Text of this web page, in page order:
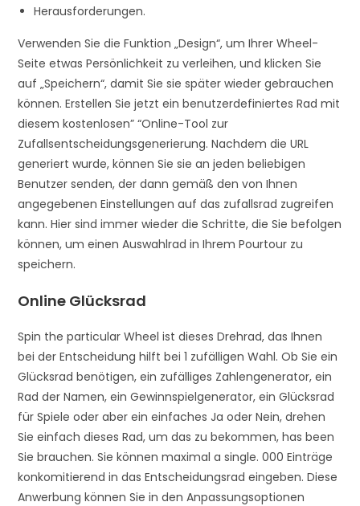
Herausforderungen.
Verwenden Sie die Funktion „Design“, um Ihrer Wheel-
Seite etwas Persönlichkeit zu verleihen, und klicken Sie
auf „Speichern“, damit Sie sie später wieder gebrauchen
können. Erstellen Sie jetzt ein benutzerdefiniertes Rad mit
diesem kostenlosen” “Online-Tool zur
Zufallsentscheidungsgenerierung. Nachdem die URL
generiert wurde, können Sie sie an jeden beliebigen
Benutzer senden, der dann gemäß den von Ihnen
angegebenen Einstellungen auf das zufallsrad zugreifen
kann. Hier sind immer wieder die Schritte, die Sie befolgen
können, um einen Auswahlrad in Ihrem Pourtour zu
speichern.
Online Glücksrad
Spin the particular Wheel ist dieses Drehrad, das Ihnen
bei der Entscheidung hilft bei 1 zufälligen Wahl. Ob Sie ein
Glücksrad benötigen, ein zufälliges Zahlengenerator, ein
Rad der Namen, ein Gewinnspielgenerator, ein Glücksrad
für Spiele oder aber ein einfaches Ja oder Nein, drehen
Sie einfach dieses Rad, um das zu bekommen, has been
Sie brauchen. Sie können maximal a single. 000 Einträge
konkomitierend in das Entscheidungsrad eingeben. Diese
Anwerbung können Sie in den Anpassungsoptionen